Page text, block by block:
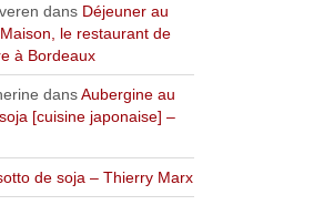
dans Déjeuner au
le restaurant de
à Bordeaux
dansAubergine au
[cuisine japonaise] –
de soja – Thierry Marx